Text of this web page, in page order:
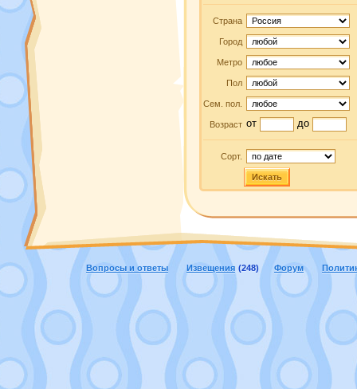
Страна
Город
Метро
Пол
Сем. пол.
Возраст от до
Сорт.
Искать
Вопросы и ответы Извещения (248) Форум